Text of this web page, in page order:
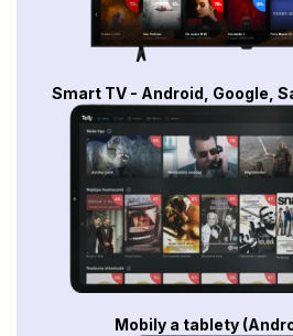
Smart TV - Android, Google,
Mobily a tablety